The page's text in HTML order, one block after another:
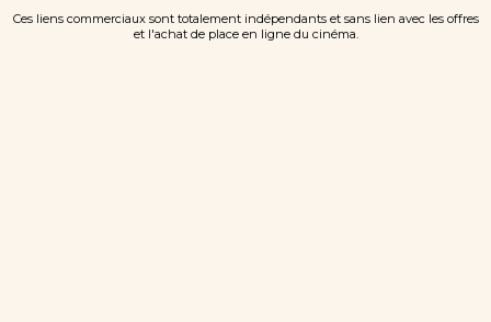
Ces liens commerciaux sont totalement indépendants et sans lien avec les offres
et l'achat de place en ligne du cinéma.